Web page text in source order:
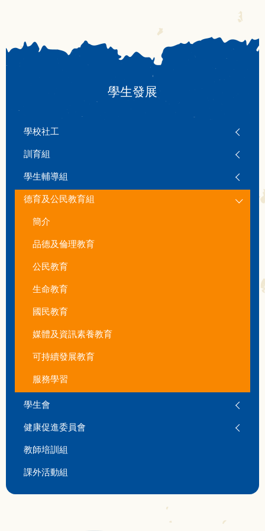
學生發展
學校社工
訓育組
學生輔導組
德育及公民教育組
簡介
品德及倫理教育
公民教育
生命教育
國民教育
媒體及資訊素養教育
可持續發展教育
服務學習
學生會
健康促進委員會
教師培訓組
課外活動組